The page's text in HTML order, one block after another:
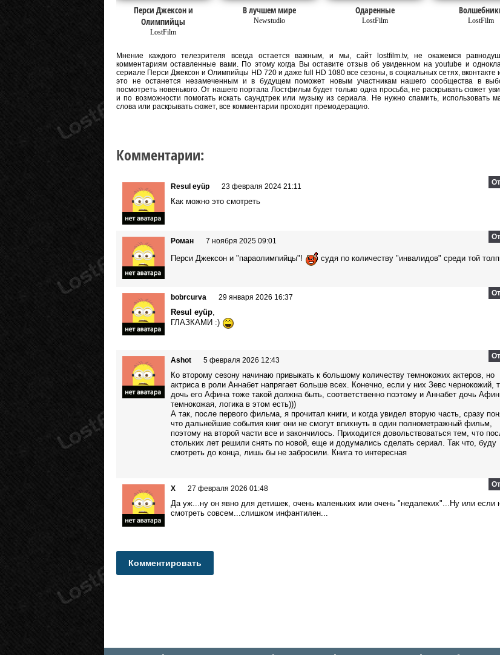
Перси Джексон и
Олимпийцы
LostFilm
В лучшем мире
Newstudio
Одаренные
LostFilm LostFilm
Мнение каждого телезрителя всегда остается важным, и мы, сайт lostfilm.tv, не окажемся
комментариям оставленные вами. По этому когда Вы оставите отзыв об увиденном на youtube и
сериале Перси Джексон и Олимпийцы HD 720 и даже full HD 1080 все сезоны, в социальных сетях, вконтакте
это не останется незамеченным и в будущем поможет новым участникам нашего сообщества в
посмотреть новенького. От нашего портала Лостфильм будет только одна просьба, не раскрывать сюжет
и по возможности помогать искать саундтрек или музыку из сериала. Не нужно спамить, использовать
слова или раскрывать сюжет, все комментарии проходят премодерацию.
Комментарии:
Resul eyüp 23 февраля 2024 21:11
Как можно это смотреть
Роман 7 ноября 2025 09:01
Перси Джексон и "параолимпийцы"! судя по количеству "инвалидов" среди той
bobrcurva 29 января 2026 16:37
Resul eyüp,
ГЛАЗКАМИ :)
Ashot 5 февраля 2026 12:43
Ко второму сезону начинаю привыкать к большому количеству темнокожих актеров, но
актриса в роли Аннабет напрягает больше всех. Конечно, если у них Зевс чернокожий,
дочь его Афина тоже такой должна быть, соответственно поэтому и Аннабет дочь
темнокожая, логика в этом есть)))
А так, после первого фильма, я прочитал книги, и когда увидел вторую часть, сразу
что дальнейшие события книг они не смогут впихнуть в один полнометражный фильм,
поэтому на второй части все и закончилось. Приходится довольствоваться тем, что
стольких лет решили снять по новой, еще и додумались сделать сериал. Так что, буду
смотреть до конца, лишь бы не забросили. Книга то интересная
Х 27 февраля 2026 01:48
Да уж...ну он явно для детишек, очень маленьких или очень "недалеких"...Ну или если
смотреть совсем...слишком инфантилен...
Комментировать